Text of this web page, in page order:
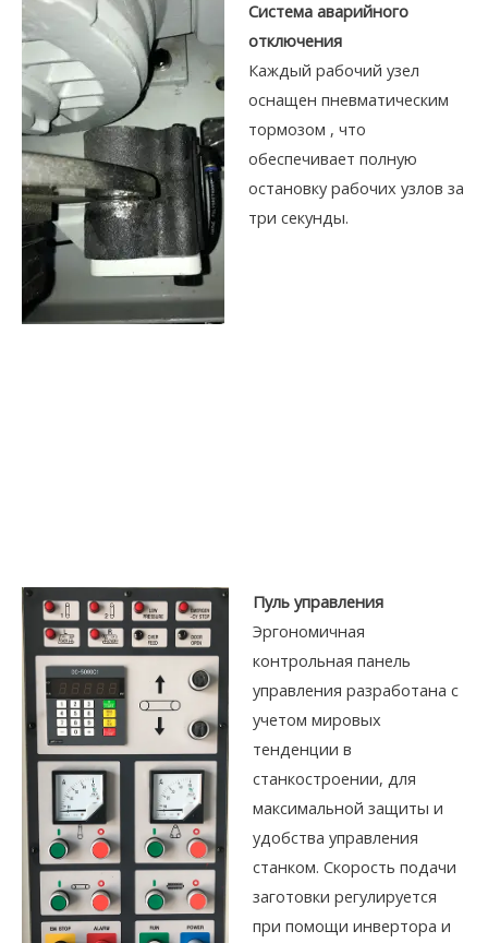
Система аварийного
отключения
Каждый рабочий узел
оснащен пневматическим
тормозом , что
обеспечивает полную
остановку рабочих узлов за
три секунды.
Пуль управления
Эргономичная
контрольная панель
управления разработана с
учетом мировых
тенденции в
станкостроении, для
максимальной защиты и
удобства управления
станком. Скорость подачи
заготовки регулируется
при помощи инвертора и